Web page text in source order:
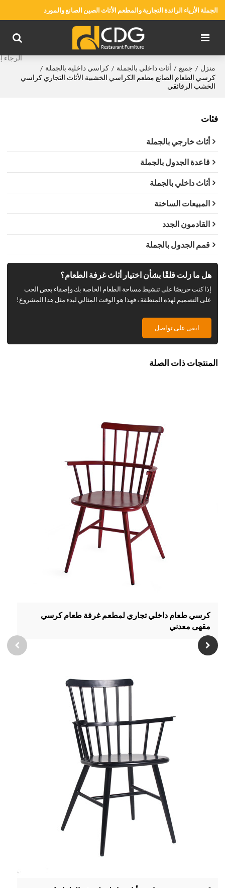
الجملة الأزياء الرائدة التجارية والمطعم الأثاث الصين الصانع والمورد
منزل / جميع / أثاث داخلي بالجملة / كراسي داخلية بالجملة /
كرسي الطعام الصانع مطعم الكراسي الخشبية الأثاث التجاري كراسي
الخشب الرقائقي
فئات
أثاث خارجي بالجملة
قاعدة الجدول بالجملة
أثاث داخلي بالجملة
المبيعات الساخنة
القادمون الجدد
قمم الجدول بالجملة
هل ما زلت قلقًا بشأن اختيار أثاث غرفة الطعام؟
إذا كنت حريصًا على تنشيط مساحة الطعام الخاصة بك وإضفاء بعض الحب
على التصميم لهذه المنطقة ، فهذا هو الوقت المثالي لبدء مثل هذا المشروع!
ابقى على تواصل
المنتجات ذات الصلة
كرسي طعام داخلي تجاري لمطعم غرفة طعام كرسي
مقهى معدني